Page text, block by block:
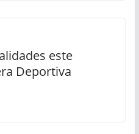
este
Deportiva